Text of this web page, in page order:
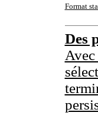
Format
Des